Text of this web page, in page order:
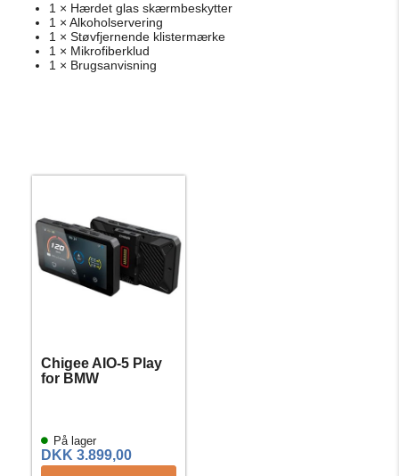
1 × Hærdet glas skærmbeskytter
1 × Alkoholservering
1 × Støvfjernende klistermærke
1 × Mikrofiberklud
1 × Brugsanvisning
Chigee AIO-5 Play
for BMW
På lager
DKK 3.899,00